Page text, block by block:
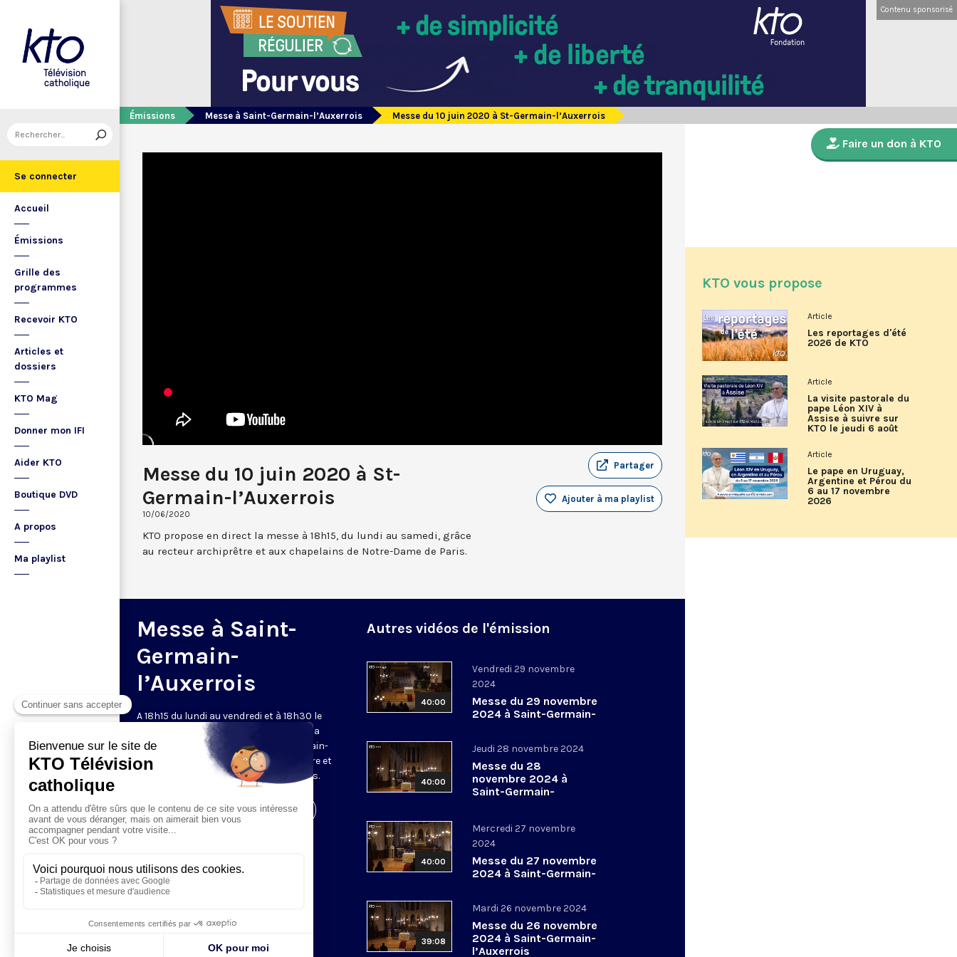
Se connecter
Accueil
Émissions
Grille des
programmes
Recevoir KTO
Articles et
dossiers
KTO Mag
Donner mon IFI
Aider KTO
Boutique DVD
A propos
Ma playlist
Contenu sponsorisé
Émissions Messe à Saint-Germain-l’Auxerrois Messe du 10 juin 2020 à St-Germain-l’Auxerrois
Messe du 10 juin 2020 à St-
Germain-l’Auxerrois
10/06/2020
Partager
Ajouter à ma playlist
KTO propose en direct la messe à 18h15, du lundi au samedi, grâce
au recteur archiprêtre et aux chapelains de Notre-Dame de Paris.
Messe à Saint-
Germain-
l’Auxerrois
A 18h15 du lundi au vendredi et à 18h30 le
samedi et dimanche, KTO retransmet la
messe en direct de l'église Saint-Germain-
l'Auxerrois, grâce au recteur archiprêtre et
aux chapelains de Notre-Dame de Paris.
Visiter la page de l'émission
Autres vidéos de l'émission
40:00
Vendredi 29 novembre
2024
Messe du 29 novembre
2024 à Saint-Germain-
40:00
Jeudi 28 novembre 2024
Messe du 28
novembre 2024 à
Saint-Germain-
40:00
Mercredi 27 novembre
2024
Messe du 27 novembre
2024 à Saint-Germain-
39:08
Mardi 26 novembre 2024
Messe du 26 novembre
2024 à Saint-Germain-
l’Auxerrois
Faire un don à KTO
KTO vous propose
Article
Les reportages d'été
2026 de KTO
Article
La visite pastorale du
pape Léon XIV à
Assise à suivre sur
KTO le jeudi 6 août
Article
Le pape en Uruguay,
Argentine et Pérou du
6 au 17 novembre
2026